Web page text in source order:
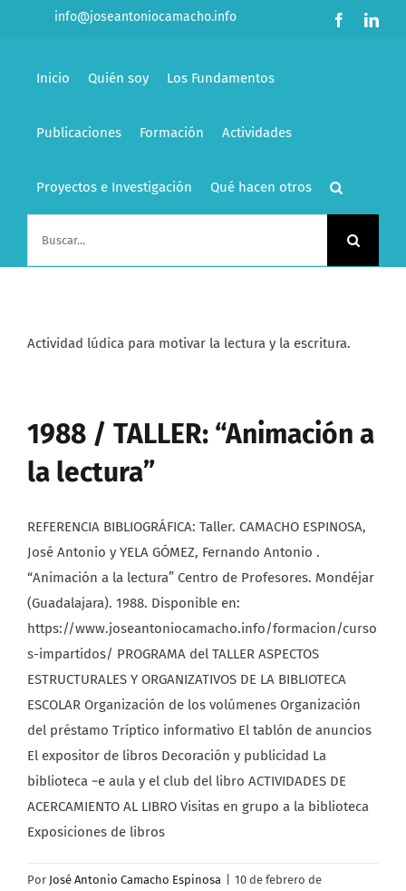
info@joseantoniocamacho.info Facebook
Inicio Quién soy Los Fundamentos
Publicaciones Formación Actividades
Proyectos e Investigación Qué hacen otros
Actividad lúdica para motivar la lectura y la escritura.
1988 / TALLER: “Animación a
la lectura”
REFERENCIA BIBLIOGRÁFICA: Taller. CAMACHO ESPINOSA,
José Antonio y YELA GÓMEZ, Fernando Antonio .
“Animación a la lectura” Centro de Profesores. Mondéjar
(Guadalajara). 1988. Disponible en:
https://www.joseantoniocamacho.info/formacion/curso
s-impartidos/ PROGRAMA del TALLER ASPECTOS
ESTRUCTURALES Y ORGANIZATIVOS DE LA BIBLIOTECA
ESCOLAR Organización de los volúmenes Organización
del préstamo Tríptico informativo El tablón de anuncios
El expositor de libros Decoración y publicidad La
biblioteca ~e aula y el club del libro ACTIVIDADES DE
ACERCAMIENTO AL LIBRO Visitas en grupo a la biblioteca
Exposiciones de libros
Por José Antonio Camacho Espinosa
10 de febrero de